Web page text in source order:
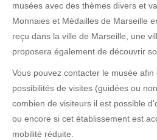
musées avec des thèmes divers et
Monnaies et Médailles de Marseille
reçu dans la ville de Marseille, une
proposera également de découvrir
Vous pouvez contacter le musée
possibilités de visites (guidées ou
combien de visiteurs il est possible
ou encore si cet établissement est
mobilité réduite.